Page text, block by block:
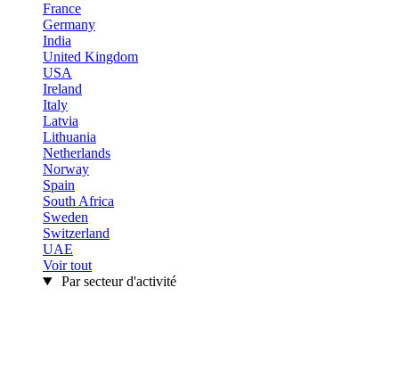
France
Germany
India
United Kingdom
USA
Ireland
Italy
Latvia
Lithuania
Netherlands
Norway
Spain
South Africa
Sweden
Switzerland
UAE
Voir tout
Par secteur d'activité